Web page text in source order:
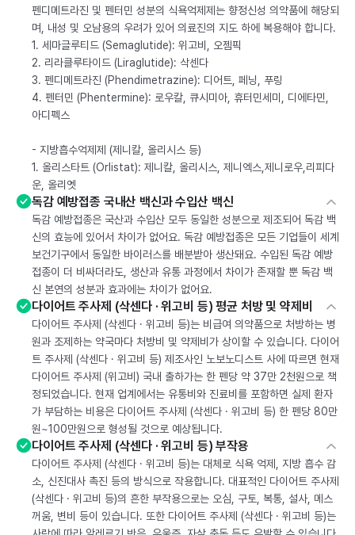
펜디메트라진 및 펜터민 성분의 식욕억제제는 향정신성 의약품에 해당되
며, 내성 및 오남용의 우려가 있어 의료진의 지도 하에 복용해야 합니다.
1. 세마글루티드 (Semaglutide): 위고비, 오젬픽
2. 리라클루타이드 (Liraglutide): 삭센다
3. 펜디메트라진 (Phendimetrazine): 디어트, 페닝, 푸링
4. 펜터민 (Phentermine): 로우칼, 큐시미아, 휴터민세미, 디에타민,
아디펙스
- 지방흡수억제제 (제니칼, 올리시스 등)
1. 올리스타트 (Orlistat): 제니칼, 올리시스, 제니엑스,제니로우,리피다
운, 올리엣
독감 예방접종 국내산 백신과 수입산 백신
독감 예방접종은 국산과 수입산 모두 동일한 성분으로 제조되어 독감 백
신의 효능에 있어서 차이가 없어요. 독감 예방접종은 모든 기업들이 세계
보건기구에서 동일한 바이러스를 배분받아 생산돼요. 수입된 독감 예방
접종이 더 비싸더라도, 생산과 유통 과정에서 차이가 존재할 뿐 독감 백
신 본연의 성분과 효과에는 차이가 없어요.
다이어트 주사제 (삭센다 · 위고비 등) 평균 처방 및 약제비
다이어트 주사제 (삭센다 · 위고비 등)는 비급여 의약품으로 처방하는 병
원과 조제하는 약국마다 처방비 및 약제비가 상이할 수 있습니다. 다이어
트 주사제 (삭센다 · 위고비 등) 제조사인 노보노디스트 사에 따르면 현재
다이어트 주사제 (위고비) 국내 출하가는 한 펜당 약 37만 2천원으로 책
정되었습니다. 현재 업계에서는 유통비와 진료비를 포함하면 실제 환자
가 부담하는 비용은 다이어트 주사제 (삭센다 · 위고비 등) 한 펜당 80만
원~100만원으로 형성될 것으로 예상됩니다.
다이어트 주사제 (삭센다 · 위고비 등) 부작용
다이어트 주사제 (삭센다 · 위고비 등)는 대체로 식욕 억제, 지방 흡수 감
소, 신진대사 촉진 등의 방식으로 작용합니다. 대표적인 다이어트 주사제
(삭센다 · 위고비 등)의 흔한 부작용으로는 오심, 구토, 복통, 설사, 메스
꺼움, 변비 등이 있습니다. 또한 다이어트 주사제 (삭센다 · 위고비 등)는